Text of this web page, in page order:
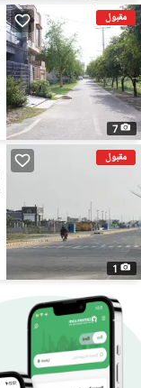
مقبول
7
مقبول
1